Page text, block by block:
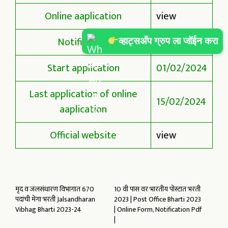
Online aaplication
view
Notification
view
Start application
01/02/2024
Last application of online
aaplication
15/02/2024
Official website
view
मृद व जलसंधारण विभागात 670
पदांची मेगा भरती Jalsandharan
Vibhag Bharti 2023-24
10 वी पास वर भारतीय पोस्टात भरती
2023 | Post Office Bharti 2023
| Online Form, Notification Pdf
|
व्हाट्सअँप ग्रुप ला जॉईन करा